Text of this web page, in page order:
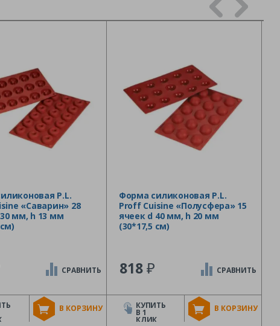
P.L.
«Саварин» 28
мм, h 13 мм
В КОРЗИНУ
СРАВНИТЬ
Форма силиконовая P.L.
Proff Cuisine «Полусфера» 15
ячеек d 40 мм, h 20 мм
(30*17,5 см)
818₽
В КОРЗИНУ
СРАВНИТЬ
КУПИТЬ
В 1
КЛИК